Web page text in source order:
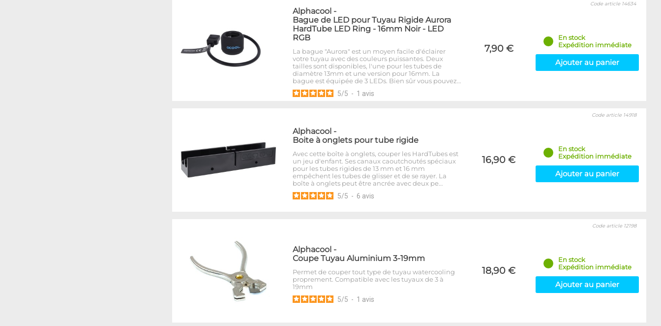
Alphacool -
Bague de LED pour Tuyau Rigide Aurora
HardTube LED Ring - 16mm Noir - LED
RGB
La bague "Aurora" est un moyen facile d'éclairer
votre tuyau avec des couleurs puissantes. Deux
tailles sont disponibles, l'une pour les tubes de
diamètre 13mm et une version pour 16mm. La
bague est équipée de 3 LEDs. Bien sûr vous pouvez…
5/5 - 1 avis
7,90 €
Code article 14634
En stock
Expédition immédiate
Ajouter au panier
Alphacool -
Boite à onglets pour tube rigide
Avec cette boîte à onglets, couper les HardTubes est
un jeu d'enfant. Ses canaux caoutchoutés spéciaux
pour les tubes rigides de 13 mm et 16 mm
empêchent les tubes de glisser et de se rayer. La
boîte à onglets peut être ancrée avec deux pe…
5/5 - 6 avis
16,90 €
Code article 14918
En stock
Expédition immédiate
Ajouter au panier
Alphacool -
Coupe Tuyau Aluminium 3-19mm
Permet de couper tout type de tuyau watercooling
proprement. Compatible avec les tuyaux de 3 à
19mm
5/5 - 1 avis
18,90 €
Code article 12198
En stock
Expédition immédiate
Ajouter au panier